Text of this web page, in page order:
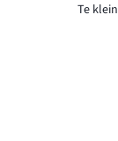
Te klein